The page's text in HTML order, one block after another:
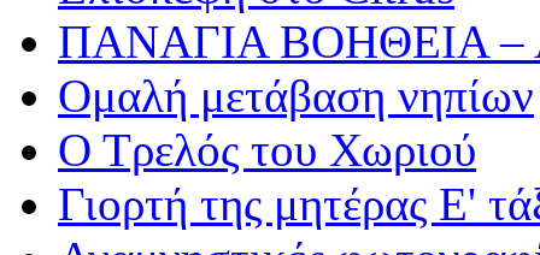
ΠΑΝΑΓΙΑ ΒΟΗΘΕΙΑ
Ομαλή μετάβαση νηπίων
Ο Τρελός του Χωριού
Γιορτή της μητέρας Ε'